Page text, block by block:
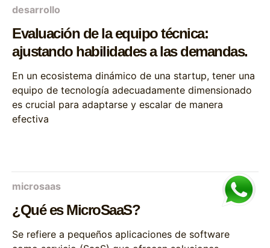
desarrollo
Evaluación de la equipo técnica:
ajustando habilidades a las demandas.
En un ecosistema dinámico de una startup, tener una
equipo de tecnología adecuadamente dimensionado
es crucial para adaptarse y escalar de manera
efectiva
microsaas
¿Qué es MicroSaaS?
Se refiere a pequeños aplicaciones de software